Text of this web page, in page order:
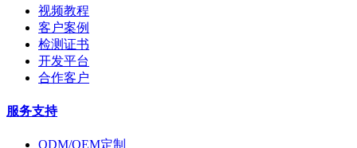
视频教程
客户案例
检测证书
开发平台
合作客户
服务支持
ODM/OEM定制